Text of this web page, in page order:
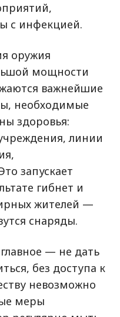
с инфекцией.
оружия
мощности
важнейшие
необходимые
здоровья:
линии
запускает
гибнет и
жителей —
снаряды.
— не дать
без доступа к
невозможно
меры